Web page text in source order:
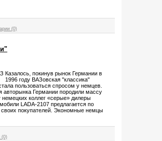
(0)
Казалось, покинув рынок Германии в
1996 году ВАЗовская "классика"
пользоваться спросом у немцев.
авторынка Германии породили массу
коллег «серые» дилеры
LADA-2107 предлагается по
покупателей. Экономные немцы
(0)